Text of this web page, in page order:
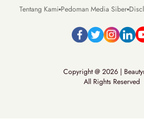
Tentang Kami Pedoman Media Siber
Copyright @ 2026 |
All Rights Reserved